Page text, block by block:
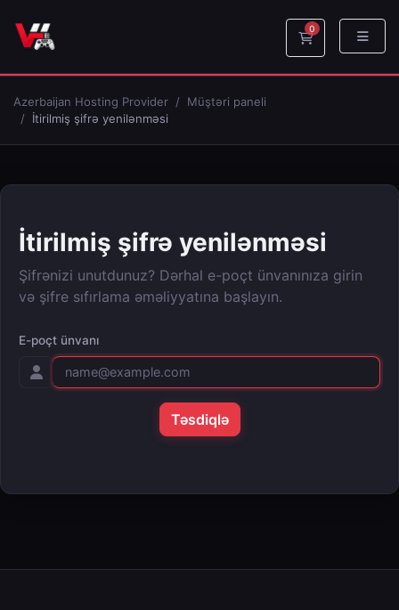
0
Səbət
Azerbaijan Hosting Provider
Müştəri paneli
İtirilmiş şifrə yenilənməsi
İtirilmiş şifrə yenilənməsi
Şifrənizi unutdunuz? Dərhal e-poçt ünvanınıza girin
və şifre sıfırlama əməliyyatına başlayın.
E-poçt ünvanı
Təsdiqlə